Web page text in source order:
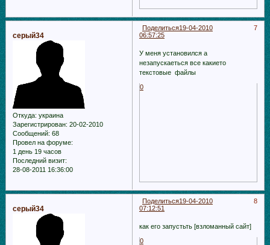
Поделиться 7
19-04-2010
06:57:25
серый34
Откуда: украина
Зарегистрирован: 20-02-2010
Сообщений: 68
Провел на форуме:
1 день 19 часов
Последний визит:
28-08-2011 16:36:00
У меня установился а
незапускаеться все какието
текстовые файлы
0
Поделиться 8
19-04-2010
07:12:51
серый34
как его запустьть [взломанный сайт]
0